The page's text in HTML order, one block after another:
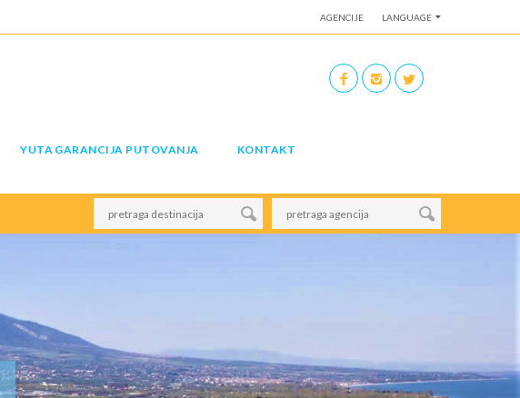
AGENCIJE LANGUAGE
YUTA GARANCIJA PUTOVANJA KONTAKT